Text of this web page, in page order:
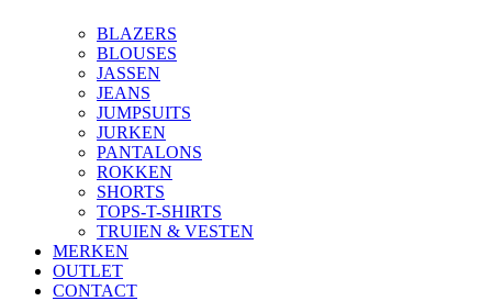
BLAZERS
BLOUSES
JASSEN
JEANS
JUMPSUITS
JURKEN
PANTALONS
ROKKEN
SHORTS
TOPS-T-SHIRTS
TRUIEN & VESTEN
MERKEN
OUTLET
CONTACT